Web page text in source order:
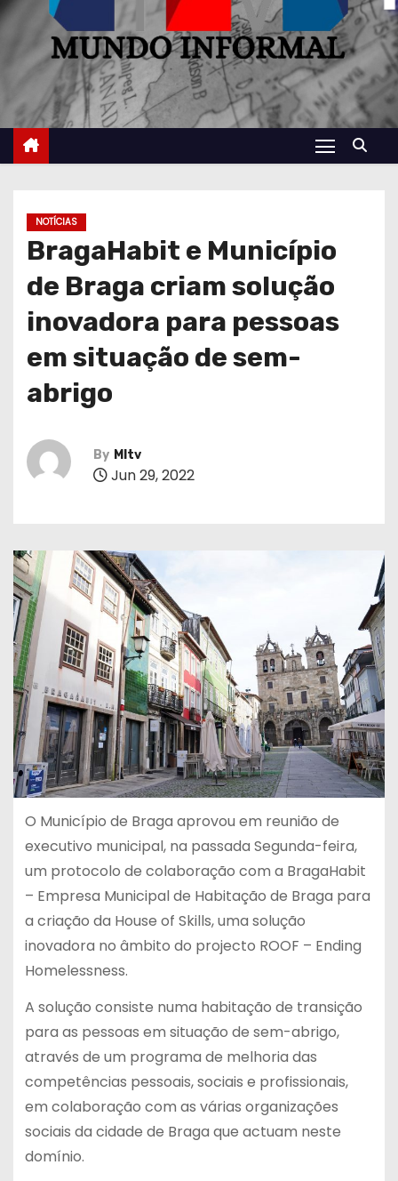
NOTÍCIAS
BragaHabit e Município
de Braga criam solução
inovadora para pessoas
em situação de sem-
abrigo
By MItv
Jun 29, 2022
O Município de Braga aprovou em reunião de
executivo municipal, na passada Segunda-feira,
um protocolo de colaboração com a BragaHabit
– Empresa Municipal de Habitação de Braga para
a criação da House of Skills, uma solução
inovadora no âmbito do projecto ROOF – Ending
Homelessness.
A solução consiste numa habitação de transição
para as pessoas em situação de sem-abrigo,
através de um programa de melhoria das
competências pessoais, sociais e profissionais,
em colaboração com as várias organizações
sociais da cidade de Braga que actuam neste
domínio.